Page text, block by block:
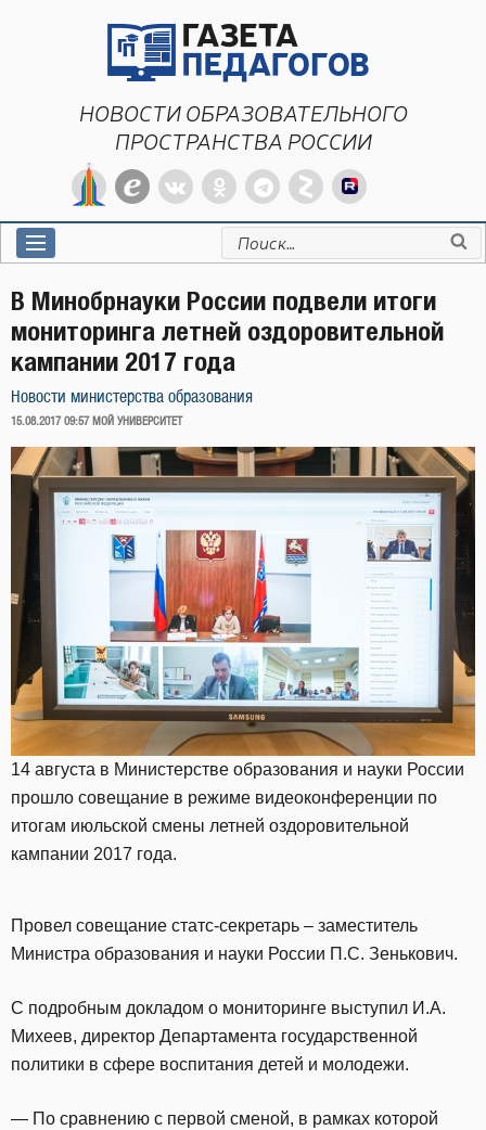
НОВОСТИ ОБРАЗОВАТЕЛЬНОГО
ПРОСТРАНСТВА РОССИИ
Искать:
В Минобрнауки России подвели итоги
мониторинга летней оздоровительной
кампании 2017 года
Новости министерства образования
ОПУБЛИКОВАНО
15.08.2017 09:57 МОЙ УНИВЕРСИТЕТ
14 августа в Министерстве образования и науки России
прошло совещание в режиме видеоконференции по
итогам июльской смены летней оздоровительной
кампании 2017 года.
Провел совещание статс-секретарь – заместитель
Министра образования и науки России П.С. Зенькович.
С подробным докладом о мониторинге выступил И.А.
Михеев, директор Департамента государственной
политики в сфере воспитания детей и молодежи.
— По сравнению с первой сменой, в рамках которой